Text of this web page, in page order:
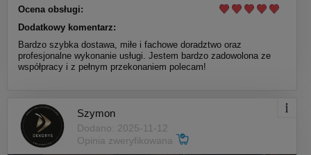
Ocena obsługi:
Dodatkowy komentarz:
Bardzo szybka dostawa, miłe i fachowe doradztwo oraz
profesjonalne wykonanie usługi. Jestem bardzo zadowolona ze
współpracy i z pełnym przekonaniem polecam!
Szymon
Dodano: 2025-11-12
Opinia zweryfikowana